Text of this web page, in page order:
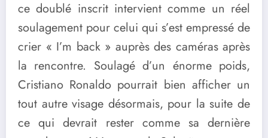
ce doublé inscrit intervient comme un réel
soulagement pour celui qui s’est empressé de
crier « I’m back » auprès des caméras après
la rencontre. Soulagé d’un énorme poids,
Cristiano Ronaldo pourrait bien afficher un
tout autre visage désormais, pour la suite de
ce qui devrait rester comme sa dernière